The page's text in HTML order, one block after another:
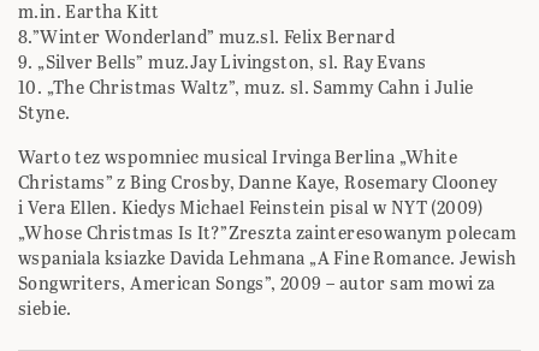
m.in. Eartha Kitt
8.”Winter Wonderland” muz.sl. Felix Bernard
9. „Silver Bells” muz.Jay Livingston, sl. Ray Evans
10. „The Christmas Waltz”, muz. sl. Sammy Cahn i Julie
Styne.
Warto tez wspomniec musical Irvinga Berlina „White
Christams” z Bing Crosby, Danne Kaye, Rosemary Clooney
i Vera Ellen. Kiedys Michael Feinstein pisal w NYT (2009)
„Whose Christmas Is It?”Zreszta zainteresowanym polecam
wspaniala ksiazke Davida Lehmana „A Fine Romance. Jewish
Songwriters, American Songs”, 2009 – autor sam mowi za
siebie.